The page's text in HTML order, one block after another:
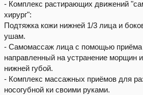
- Комплекс растирающих движений
хирург":
Подтяжка кожи нижней 1/3 лица и
ушам.
- Самомассаж лица с помощью приёма
направленный на устранение морщин
нижней губой.
- Комплекс массажных приёмов для
носогубной ки своими руками.